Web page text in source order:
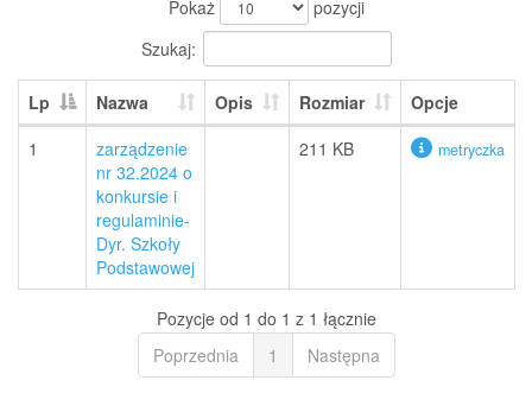
Pokaż
pozycji
Szukaj:
Lp Nazwa Opis Rozmiar
Opcje
1
zarządzenie
nr 32.2024 o
konkursie i
regulaminie-
Dyr. Szkoły
Podstawowej
211 KB metryczka
Pozycje od 1 do 1 z 1 łącznie
Poprzednia
1 Następna